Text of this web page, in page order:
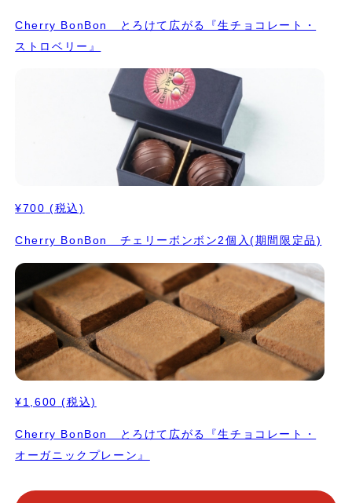
Cherry BonBon とろけて広がる『生チョコレート・
ストロベリー』
¥700 (税込)
Cherry BonBon チェリーボンボン2個入(期間限定品)
¥1,600 (税込)
Cherry BonBon とろけて広がる『生チョコレート・
オーガニックプレーン』